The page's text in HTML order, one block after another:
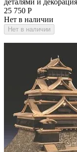
25 750 Р
Нет в наличии
Нет в наличии